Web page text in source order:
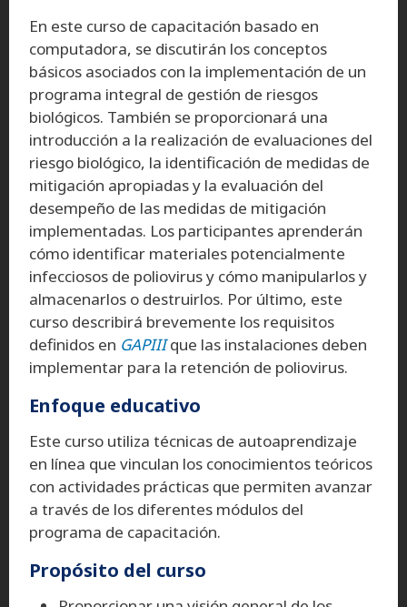
En este curso de capacitación basado en
computadora, se discutirán los conceptos
básicos asociados con la implementación de un
programa integral de gestión de riesgos
biológicos. También se proporcionará una
introducción a la realización de evaluaciones del
riesgo biológico, la identificación de medidas de
mitigación apropiadas y la evaluación del
desempeño de las medidas de mitigación
implementadas. Los participantes aprenderán
cómo identificar materiales potencialmente
infecciosos de poliovirus y cómo manipularlos y
almacenarlos o destruirlos. Por último, este
curso describirá brevemente los requisitos
definidos en GAPIIIque las instalaciones deben
implementar para la retención de poliovirus.
Enfoque educativo
Este curso utiliza técnicas de autoaprendizaje
en línea que vinculan los conocimientos teóricos
con actividades prácticas que permiten avanzar
a través de los diferentes módulos del
programa de capacitación.
Propósito del curso